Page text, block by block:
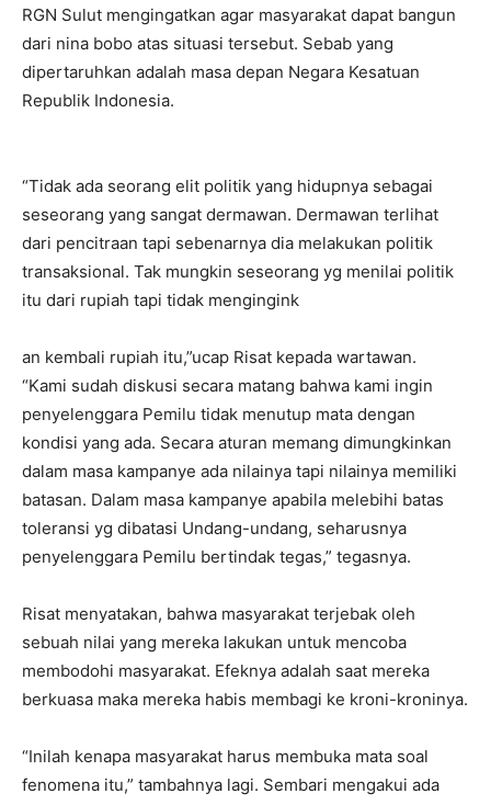
RGN Sulut mengingatkan agar masyarakat dapat bangun
dari nina bobo atas situasi tersebut. Sebab yang
dipertaruhkan adalah masa depan Negara Kesatuan
Republik Indonesia.
“Tidak ada seorang elit politik yang hidupnya sebagai
seseorang yang sangat dermawan. Dermawan terlihat
dari pencitraan tapi sebenarnya dia melakukan politik
transaksional. Tak mungkin seseorang yg menilai politik
itu dari rupiah tapi tidak mengingink
an kembali rupiah itu,”ucap Risat kepada wartawan.
“Kami sudah diskusi secara matang bahwa kami ingin
penyelenggara Pemilu tidak menutup mata dengan
kondisi yang ada. Secara aturan memang dimungkinkan
dalam masa kampanye ada nilainya tapi nilainya memiliki
batasan. Dalam masa kampanye apabila melebihi batas
toleransi yg dibatasi Undang-undang, seharusnya
penyelenggara Pemilu bertindak tegas,” tegasnya.
Risat menyatakan, bahwa masyarakat terjebak oleh
sebuah nilai yang mereka lakukan untuk mencoba
membodohi masyarakat. Efeknya adalah saat mereka
berkuasa maka mereka habis membagi ke kroni-kroninya.
“Inilah kenapa masyarakat harus membuka mata soal
fenomena itu,” tambahnya lagi. Sembari mengakui ada